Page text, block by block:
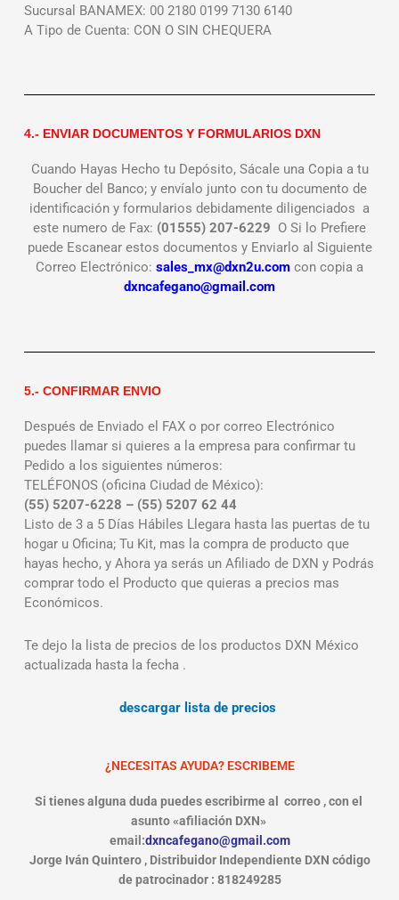
Sucursal BANAMEX: 00 2180 0199 7130 6140
A Tipo de Cuenta: CON O SIN CHEQUERA
4.- ENVIAR DOCUMENTOS Y FORMULARIOS DXN
Cuando Hayas Hecho tu Depósito, Sácale una Copia a tu
Boucher del Banco; y envíalo junto con tu documento de
identificación y formularios debidamente diligenciados a
este numero de Fax: (01555) 207-6229 O Si lo Prefiere
puede Escanear estos documentos y Enviarlo al Siguiente
Correo Electrónico: sales_mx@dxn2u.com con copia a
dxncafegano@gmail.com
5.- CONFIRMAR ENVIO
Después de Enviado el FAX o por correo Electrónico
puedes llamar si quieres a la empresa para confirmar tu
Pedido a los siguientes números:
TELÉFONOS (oficina Ciudad de México):
(55) 5207-6228 – (55) 5207 62 44
Listo de 3 a 5 Días Hábiles Llegara hasta las puertas de tu
hogar u Oficina; Tu Kit, mas la compra de producto que
hayas hecho, y Ahora ya serás un Afiliado de DXN y Podrás
comprar todo el Producto que quieras a precios mas
Económicos.
Te dejo la lista de precios de los productos DXN México
actualizada hasta la fecha .
descargar lista de precios
¿NECESITAS AYUDA? ESCRIBEME
Si tienes alguna duda puedes escribirme al correo , con el
asunto «afiliación DXN»
email:dxncafegano@gmail.com
Jorge Iván Quintero , Distribuidor Independiente DXN código
de patrocinador : 818249285